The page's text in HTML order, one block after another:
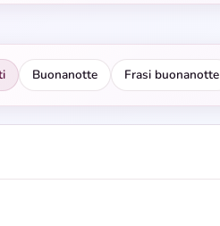
Buonanotte Frasi buonanotte